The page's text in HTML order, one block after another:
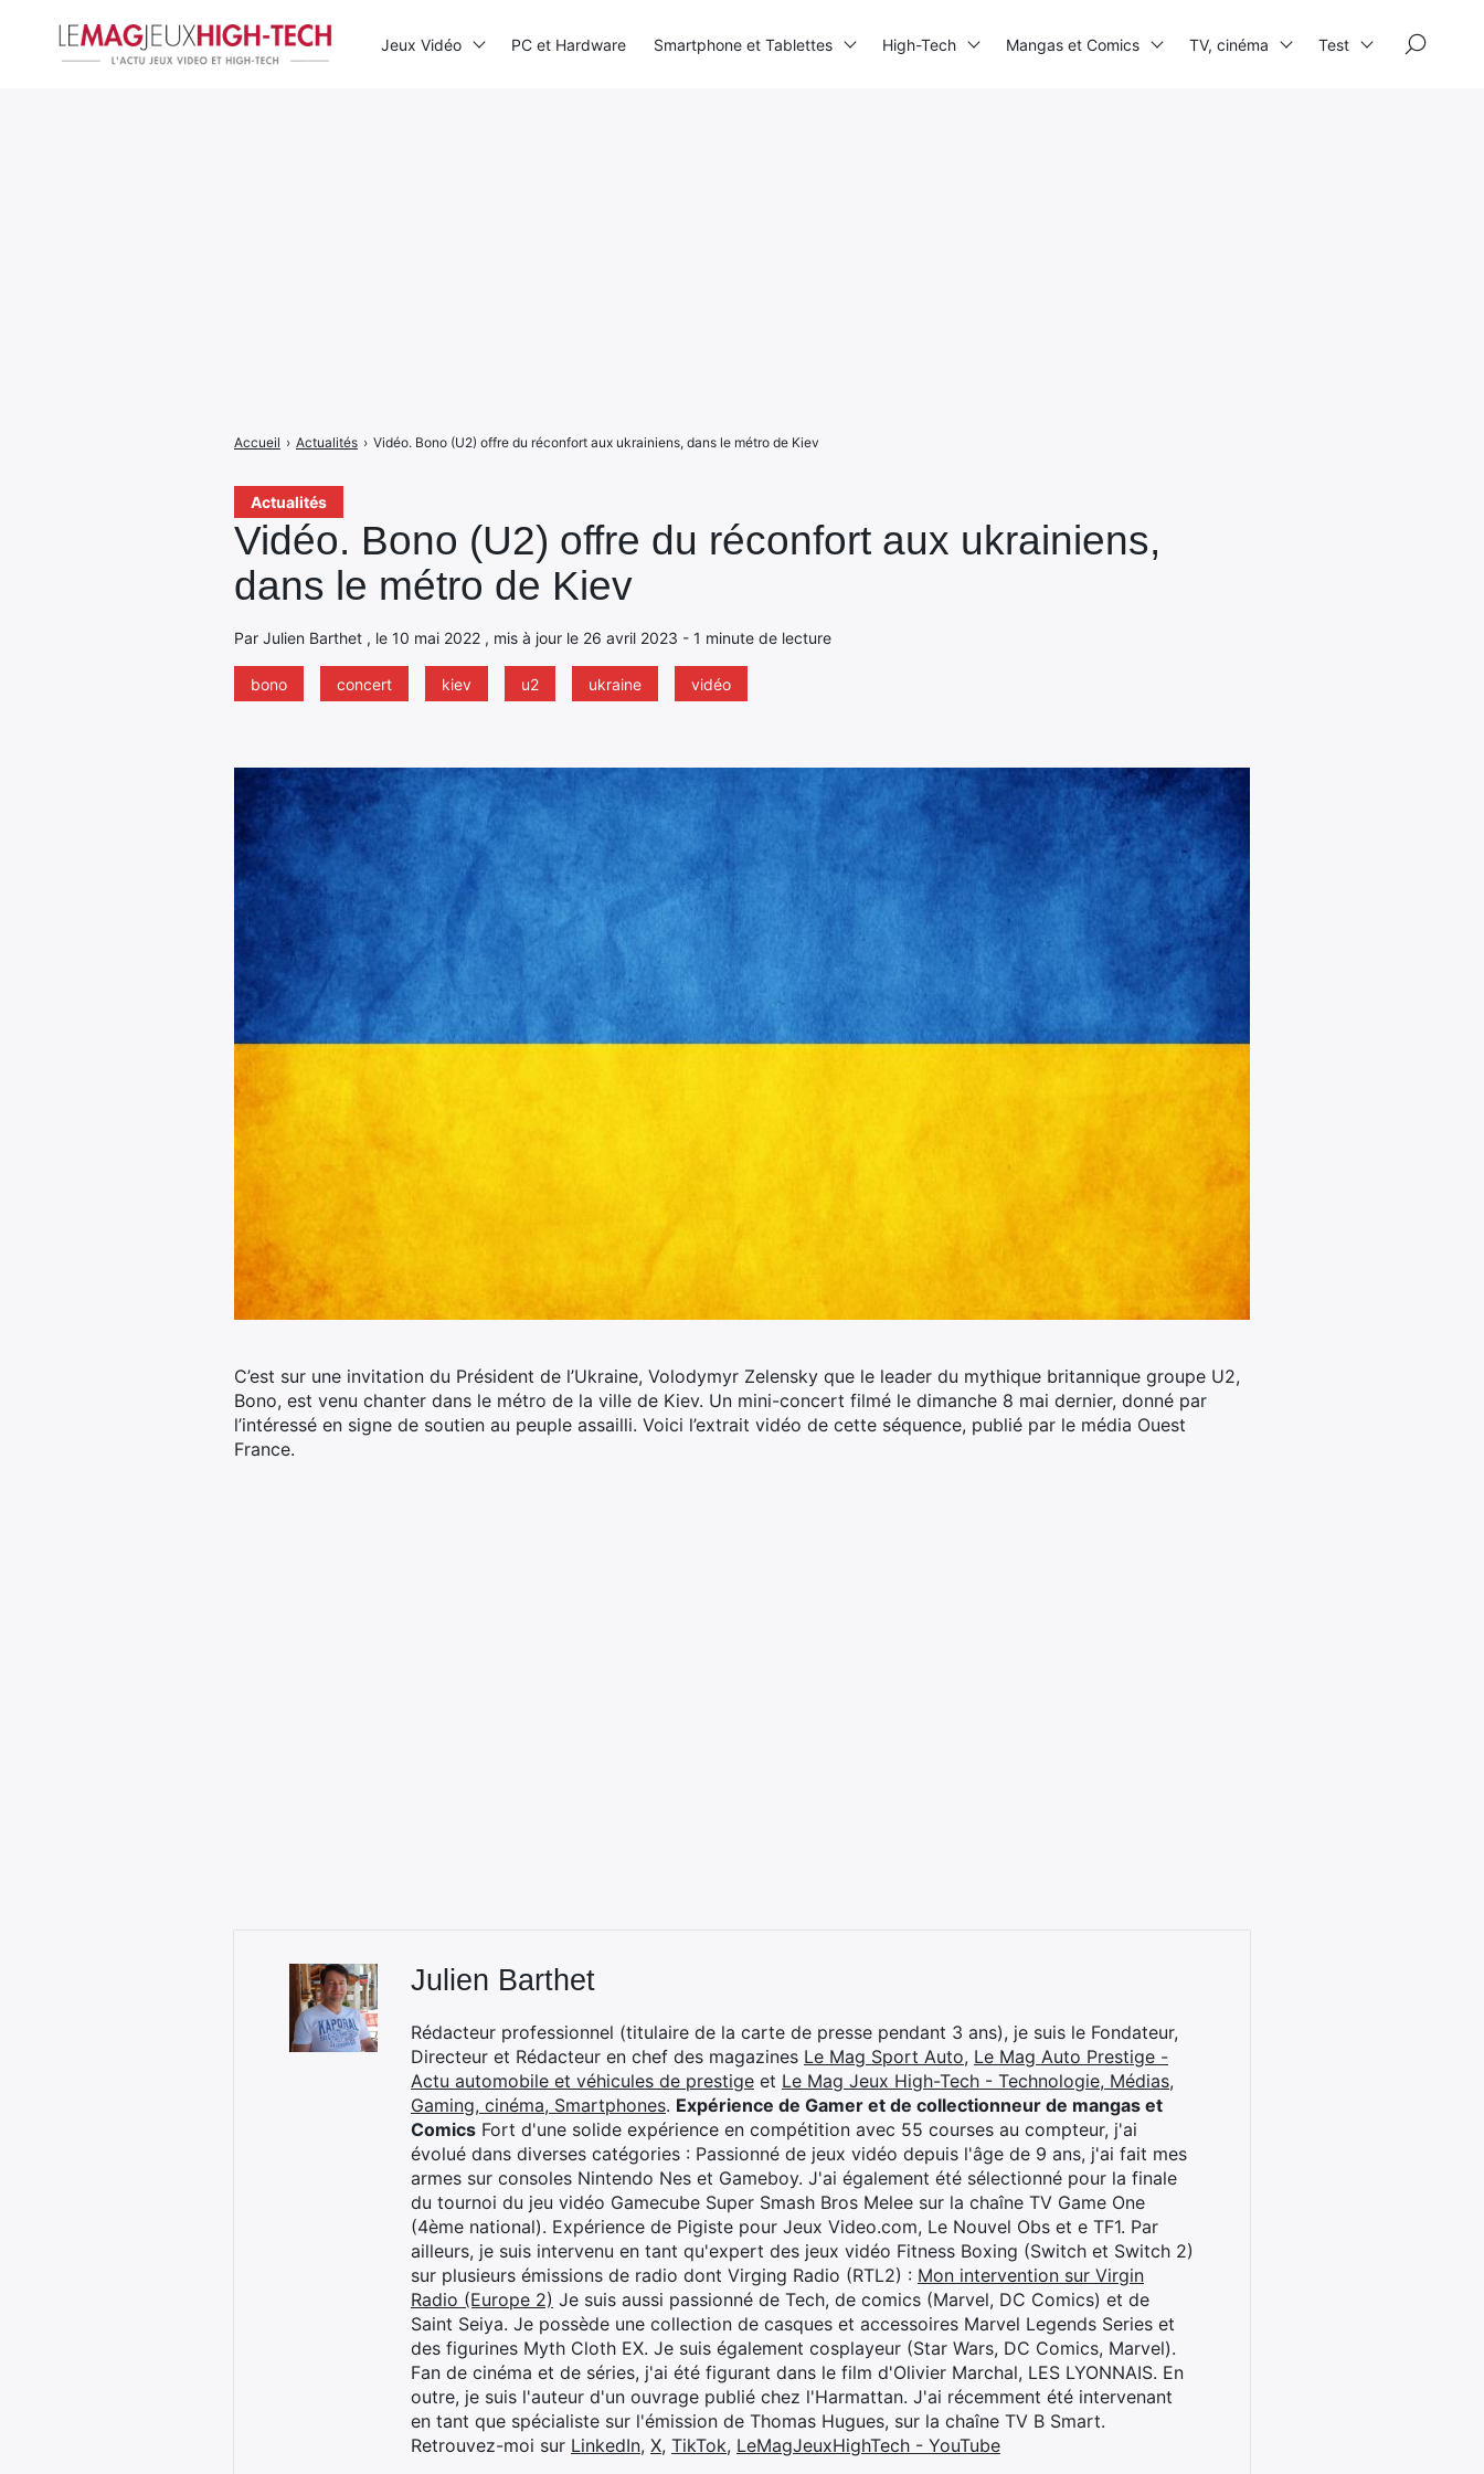
Actualités
Vidéo. Bono (U2) offre du réconfort aux ukrainiens,
dans le métro de Kiev
Par Julien Barthet , le 10 mai 2022 , mis à jour le 26 avril 2023 - 1 minute de lecture
bono concert kiev u2 ukraine vidéo
Accueil › Actualités › Vidéo. Bono (U2) offre du réconfort aux ukrainiens, dans le métro de Kiev
C’est sur une invitation du Président de l’Ukraine, Volodymyr Zelensky que le leader du mythique britannique groupe U2,
Bono, est venu chanter dans le métro de la ville de Kiev. Un mini-concert filmé le dimanche 8 mai dernier, donné par
l’intéressé en signe de soutien au peuple assailli. Voici l’extrait vidéo de cette séquence, publié par le média Ouest
France.
Julien Barthet
Rédacteur professionnel (titulaire de la carte de presse pendant 3 ans), je suis le Fondateur,
Directeur et Rédacteur en chef des magazines Le Mag Sport Auto, Le Mag Auto Prestige -
Actu automobile et véhicules de prestige et Le Mag Jeux High-Tech - Technologie, Médias,
Gaming, cinéma, Smartphones. Expérience de Gamer et de collectionneur de mangas et
Comics Fort d'une solide expérience en compétition avec 55 courses au compteur, j'ai
évolué dans diverses catégories : Passionné de jeux vidéo depuis l'âge de 9 ans, j'ai fait mes
armes sur consoles Nintendo Nes et Gameboy. J'ai également été sélectionné pour la finale
du tournoi du jeu vidéo Gamecube Super Smash Bros Melee sur la chaîne TV Game One
(4ème national). Expérience de Pigiste pour Jeux Video.com, Le Nouvel Obs et e TF1. Par
ailleurs, je suis intervenu en tant qu'expert des jeux vidéo Fitness Boxing (Switch et Switch 2)
sur plusieurs émissions de radio dont Virging Radio (RTL2) : Mon intervention sur Virgin
Radio (Europe 2) Je suis aussi passionné de Tech, de comics (Marvel, DC Comics) et de
Saint Seiya. Je possède une collection de casques et accessoires Marvel Legends Series et
des figurines Myth Cloth EX. Je suis également cosplayeur (Star Wars, DC Comics, Marvel).
Fan de cinéma et de séries, j'ai été figurant dans le film d'Olivier Marchal, LES LYONNAIS. En
outre, je suis l'auteur d'un ouvrage publié chez l'Harmattan. J'ai récemment été intervenant
en tant que spécialiste sur l'émission de Thomas Hugues, sur la chaîne TV B Smart.
Retrouvez-moi sur LinkedIn, X, TikTok, LeMagJeuxHighTech - YouTube
Jeux Vidéo PC et Hardware Smartphone et Tablettes High-Tech Mangas et Comics TV, cinéma Test